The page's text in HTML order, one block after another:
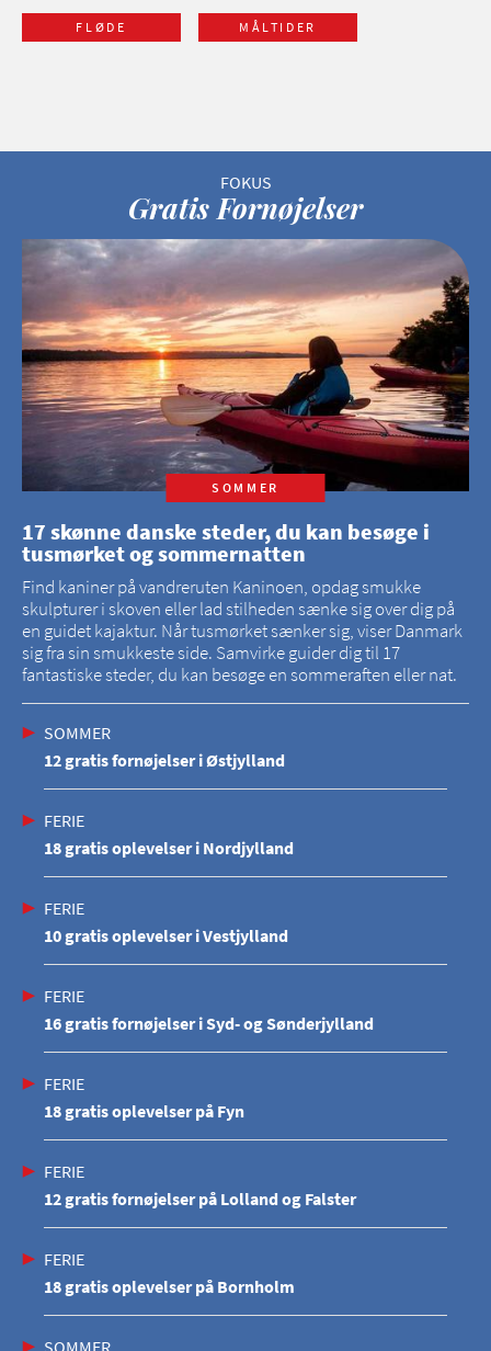
FLØDE MÅLTIDER
Gratis Fornøjelser
SOMMER
17 skønne danske steder, du kan besøge i
tusmørket og sommernatten
Find kaniner på vandreruten Kaninoen, opdag smukke
skulpturer i skoven eller lad stilheden sænke sig over dig på
en guidet kajaktur. Når tusmørket sænker sig, viser Danmark
sig fra sin smukkeste side. Samvirke guider dig til 17
fantastiske steder, du kan besøge en sommeraften eller nat.
SOMMER
12 gratis fornøjelser i Østjylland
FERIE
18 gratis oplevelser i Nordjylland
FERIE
10 gratis oplevelser i Vestjylland
FERIE
16 gratis fornøjelser i Syd- og Sønderjylland
FERIE
18 gratis oplevelser på Fyn
FERIE
12 gratis fornøjelser på Lolland og Falster
FERIE
18 gratis oplevelser på Bornholm
SOMMER